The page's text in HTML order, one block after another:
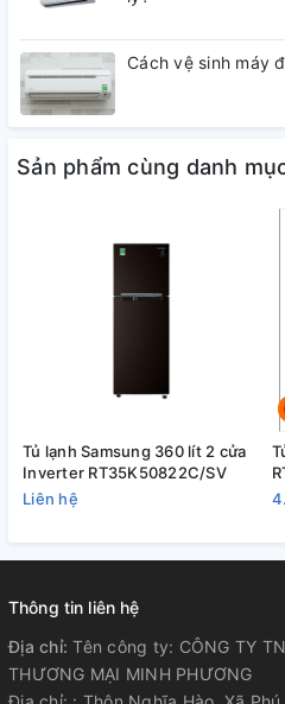
Cách vệ sinh máy
Sản phẩm cùng danh
Tủ lạnh Samsung 360 lít 2 cửa
Inverter RT35K50822C/SV
Liên hệ
Thông tin liên hệ
Địa chỉ:Tên công ty: CÔNG TY
THƯƠNG MẠI MINH PHƯƠNG